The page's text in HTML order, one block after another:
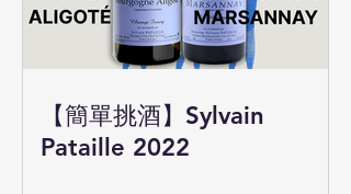
【簡單挑酒】Sylvain
Pataille 2022